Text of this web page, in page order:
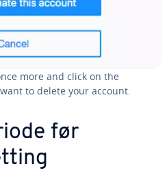
more and click on the
to delete your account.
før